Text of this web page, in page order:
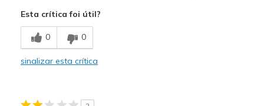
Comfortable
Durable
Esta crítica foi útil?
0 0
sinalizar esta crítica